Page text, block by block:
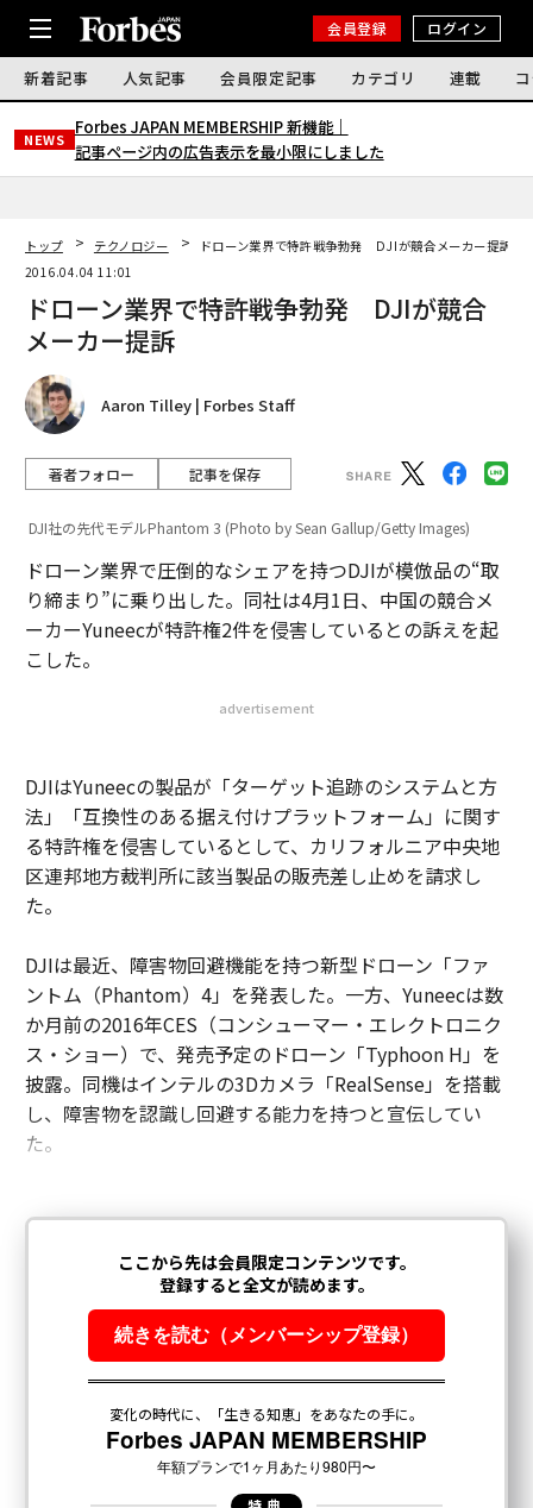
会員登録 ログイン
新着記事 人気記事 会員限定記事 カテゴリ 連載
NEWS
Forbes JAPAN MEMBERSHIP 新機能｜
記事ページ内の広告表示を最小限にしました
トップ テクノロジー
ドローン業界で特許戦争勃発 DJIが競合メーカー提訴
2016.04.04 11:01
ドローン業界で特許戦争勃発 DJIが競合
メーカー提訴
Aaron Tilley | Forbes Staff
著者フォロー 記事を保存
DJI社の先代モデルPhantom 3 (Photo by Sean Gallup/Getty Images)
ドローン業界で圧倒的なシェアを持つDJIが模倣品の“取
り締まり”に乗り出した。同社は4月1日、中国の競合メ
ーカーYuneecが特許権2件を侵害しているとの訴えを起
こした。
advertisement
DJIはYuneecの製品が「ターゲット追跡のシステムと方
法」「互換性のある据え付けプラットフォーム」に関す
る特許権を侵害しているとして、カリフォルニア中央地
区連邦地方裁判所に該当製品の販売差し止めを請求し
た。
DJIは最近、障害物回避機能を持つ新型ドローン「ファ
ントム（Phantom）4」を発表した。一方、Yuneecは数
か月前の2016年CES（コンシューマー・エレクトロニク
ス・ショー）で、発売予定のドローン「Typhoon H」を
披露。同機はインテルの3Dカメラ「RealSense」を搭載
し、障害物を認識し回避する能力を持つと宣伝してい
た。